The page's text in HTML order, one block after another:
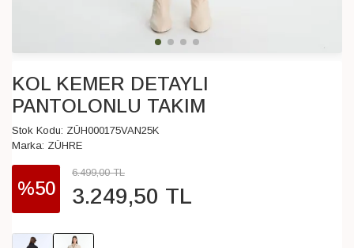
KOL KEMER DETAYLI
PANTOLONLU TAKIM
Stok Kodu: ZÜH000175VAN25K
Marka: ZÜHRE
%50
6.499,00 TL
3.249,50 TL